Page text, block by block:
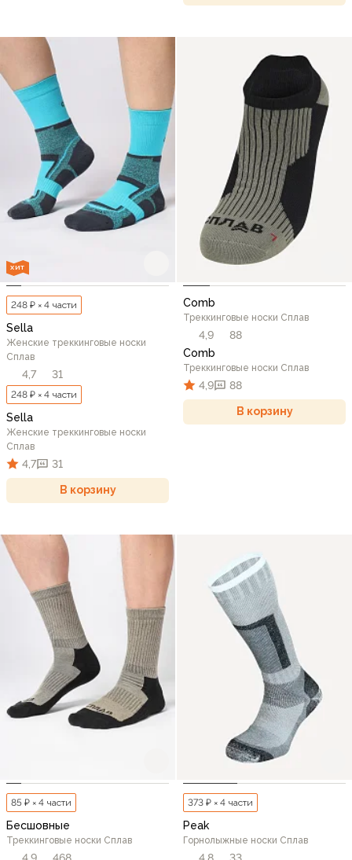
ХИТ
248 ₽ × 4 части
Sella
Женские треккинговые носки
Сплав
4,7 31
248 ₽ × 4 части
Sella
Женские треккинговые носки
Сплав
4,7 31
В корзину
Comb
Треккинговые носки Сплав
4,9
88
Comb
Треккинговые носки Сплав
4,9 88
В корзину
85 ₽ × 4 части
Бесшовные
Треккинговые носки Сплав
373 ₽ × 4 части
Peak
Горнолыжные носки Сплав